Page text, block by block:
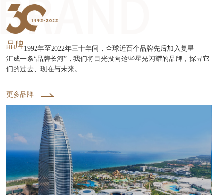
品牌1992年至2022年三十年间，全球近百个品牌先后加入复星
汇成一条“品牌长河”，我们将目光投向这些星光闪耀的品牌，探寻它
们的过去、现在与未来。
更多品牌